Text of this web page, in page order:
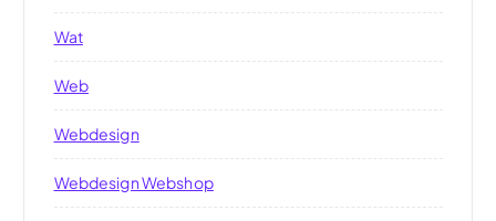
Wat
Web
Webdesign
Webdesign Webshop